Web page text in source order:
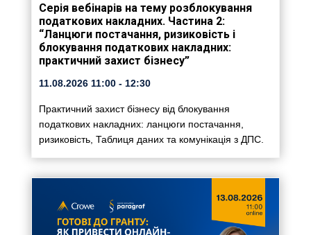
Серія вебінарів на тему розблокування
податкових накладних. Частина 2:
“Ланцюги постачання, ризиковість і
блокування податкових накладних:
практичний захист бізнесу”
11.08.202611:00- 12:30
Практичний захист бізнесу від блокування
податкових накладних: ланцюги постачання,
ризиковість, Таблиця даних та комунікація з ДПС.